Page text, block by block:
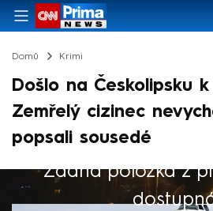
Domů Krimi
Došlo na Českolipsku
Zemřelý cizinec
popsali sousedé
Žádná položka z
Výběr redakce